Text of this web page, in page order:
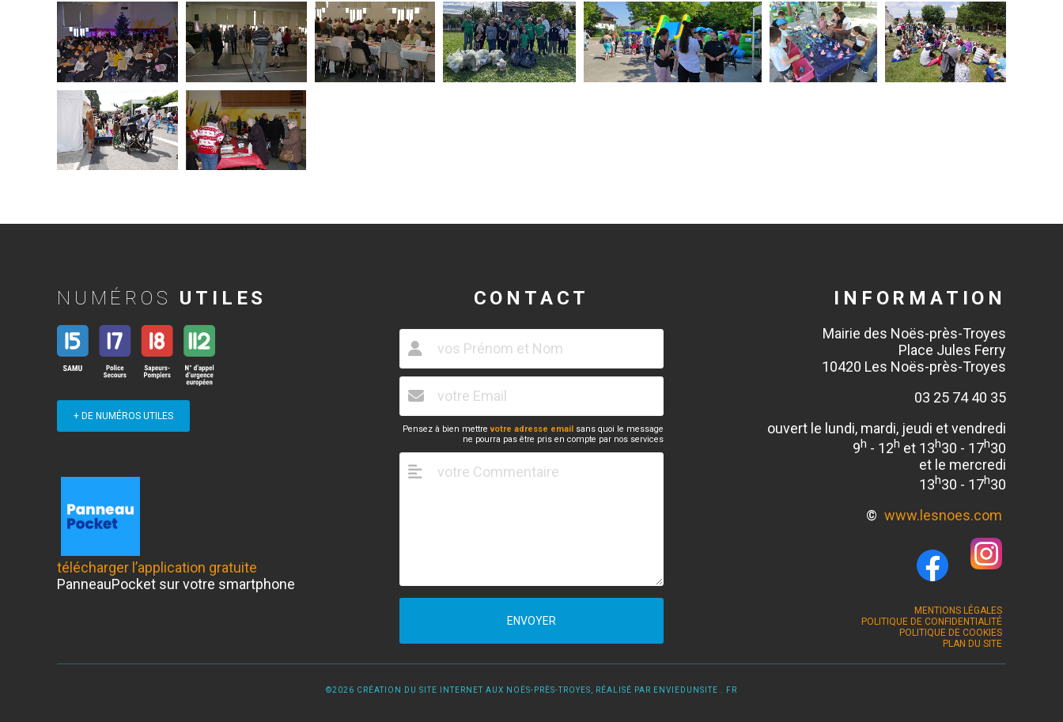
NUMÉROS UTILES
+ DE NUMÉROS UTILES
télécharger l’application gratuite
PanneauPocket sur votre smartphone
CONTACT
Pensez à bien mettrevotre adresse email sans quoi le message
ne pourra pas être pris en compte par nos services
ENVOYER
INFORMATION
Mairie des Noës-près-Troyes
Place Jules Ferry
10420 Les Noës-près-Troyes
03 25 74 40 35
ouvert le lundi, mardi, jeudi et vendredi
9h - 12h et 13h30 - 17h30
et le mercredi
13h30 - 17h30
© www.lesnoes.com
MENTIONS LÉGALES
POLITIQUE DE CONFIDENTIALITÉ
POLITIQUE DE COOKIES
PLAN DU SITE
©2026 CRÉATION DU SITE INTERNET AUX NOËS-PRÈS-TROYES, RÉALISÉ PAR ENVIEDUNSITE . FR